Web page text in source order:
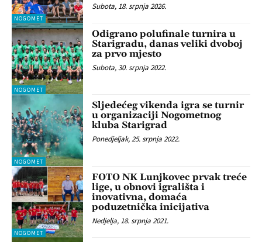
NOGOMET
Subota, 18. srpnja 2026.
NOGOMET
Odigrano polufinale turnira u
Starigradu, danas veliki dvoboj
za prvo mjesto
Subota, 30. srpnja 2022.
NOGOMET
Sljedećeg vikenda igra se turnir
u organizaciji Nogometnog
kluba Starigrad
Ponedjeljak, 25. srpnja 2022.
NOGOMET
FOTO NK Lunjkovec prvak treće
lige, u obnovi igrališta i
inovativna, domaća
poduzetnička inicijativa
Nedjelja, 18. srpnja 2021.